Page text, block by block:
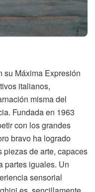
su Máxima Expresión
italianos,
misma del
Fundada en 1963
con los grandes
bravo ha logrado
de arte, capaces
partes iguales. Un
sensorial